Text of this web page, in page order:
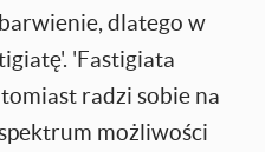
dlatego w
'Fastigiata
radzi sobie na
możliwości